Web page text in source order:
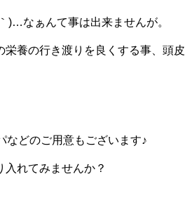
)…なぁんて事は出来ませんが。
養の行き渡りを良くする事、頭皮
などのご用意もございます♪
れてみませんか？